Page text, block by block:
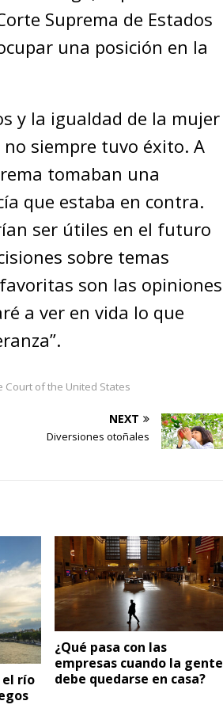
Suprema de Estados
una posición en la
y la igualdad de la mujer
no siempre tuvo éxito. A
tomaban una
que estaba en contra.
ser útiles en el futuro
sobre temas
son las opiniones
a ver en vida lo que
Court of the United States
NEXT
Diversiones otoñales
el río
¿Qué pasa con las
empresas cuando la gente
debe quedarse en casa?